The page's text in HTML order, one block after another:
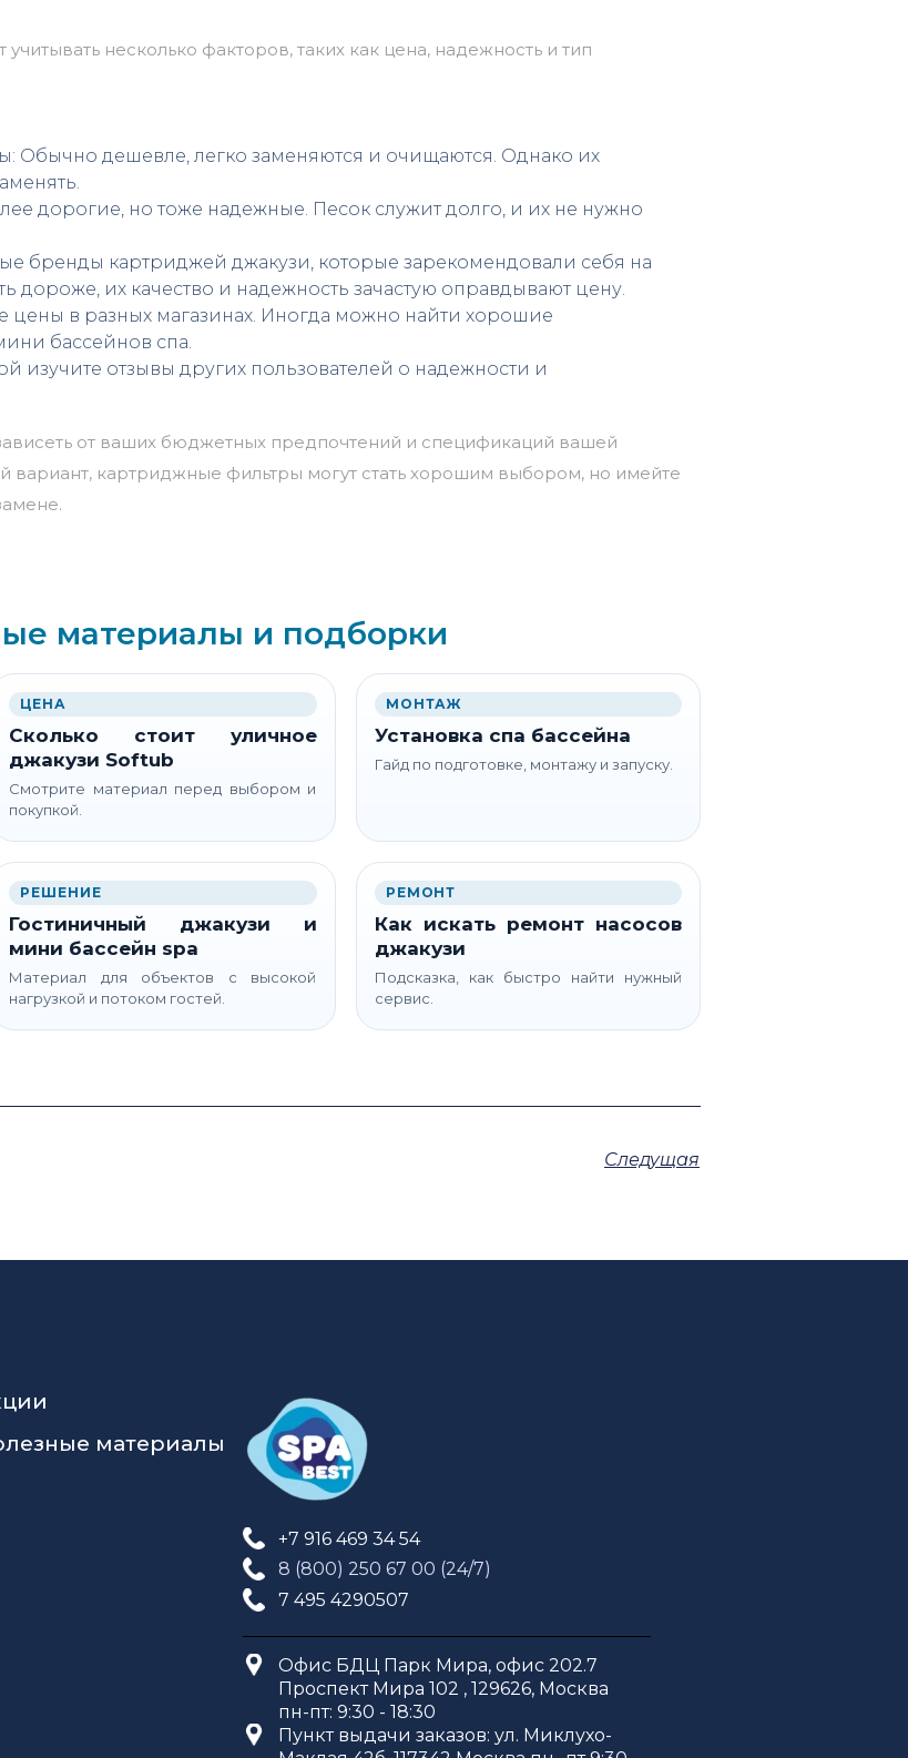
несколько факторов, таких как цена, надежность и тип
Обычно дешевле, легко заменяются и очищаются. Однако их
дорогие, но тоже надежные. Песок служит долго, и их не нужно
бренды картриджей джакузи, которые зарекомендовали себя на
дороже, их качество и надежность зачастую оправдывают цену.
цены в разных магазинах. Иногда можно найти хорошие
бассейнов спа
изучите отзывы других пользователей о надежности и
от ваших бюджетных предпочтений и спецификаций вашей
вариант, картриджные фильтры могут стать хорошим выбором, но имейте
материалы и подборки
ЦЕНА
Сколько стоит уличное
джакузи Softub
Смотрите материал перед выбором и
покупкой.
МОНТАЖ
Установка спа бассейна
Гайд по подготовке, монтажу и запуску.
РЕШЕНИЕ
Гостиничный джакузи и
мини бассейн spa
Материал для объектов с высокой
нагрузкой и потоком гостей.
РЕМОНТ
Как искать ремонт насосов
джакузи
Подсказка, как быстро найти нужный
сервис.
Следущая
материалы
+7 916 469 34 54
8 (800) 250 67 00 (24/7)
7 495 4290507
Офис БДЦ Парк Мира, офис 202.7
Проспект Мира 102 , 129626, Москва
пн-пт: 9:30 - 18:30
Пункт выдачи заказов: ул. Миклухо-